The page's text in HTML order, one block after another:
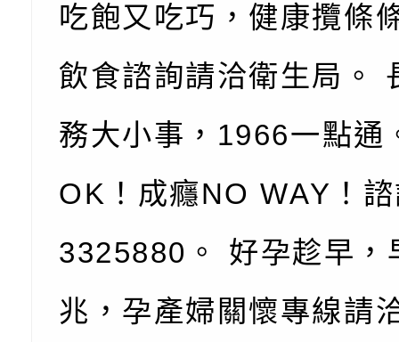
理「普特協作—課程
知能工作坊」
「115年適應運動經
題交流工作坊」活動
轉知教育部國教署生
業發展中心（國立羅
學）辦理「115年度
題融入教學－國民中
（教材）推薦實施計
檢送桃園市政府LED
字稿及LCD託播圖片
檢送桃園市政府LED
字稿及LCD託播影（
國家發展委員會檔案
理本(115)年「春遊
動
檢送桃園市政府家庭
「小桃家4月課程資
姻怎麼翻譯－青少年
西門國小114學年度
親職教育講座「如何
有關財團法人中華國
吃飽又吃巧，健康攬條
飲食諮詢請洽衛生局。
務大小事，1966一點通
OK！成癮NO WAY！
3325880。 好孕趁早，
兆，孕產婦關懷專線請